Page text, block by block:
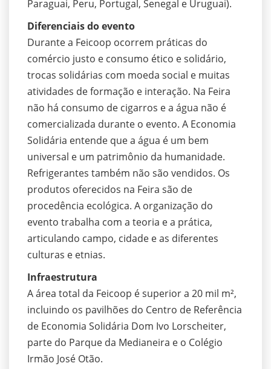
Paraguai, Peru, Portugal, Senegal e Uruguai).
Diferenciais do evento
Durante a Feicoop ocorrem práticas do
comércio justo e consumo ético e solidário,
trocas solidárias com moeda social e muitas
atividades de formação e interação. Na Feira
não há consumo de cigarros e a água não é
comercializada durante o evento. A Economia
Solidária entende que a água é um bem
universal e um patrimônio da humanidade.
Refrigerantes também não são vendidos. Os
produtos oferecidos na Feira são de
procedência ecológica. A organização do
evento trabalha com a teoria e a prática,
articulando campo, cidade e as diferentes
culturas e etnias.
Infraestrutura
A área total da Feicoop é superior a 20 mil m²,
incluindo os pavilhões do Centro de Referência
de Economia Solidária Dom Ivo Lorscheiter,
parte do Parque da Medianeira e o Colégio
Irmão José Otão.